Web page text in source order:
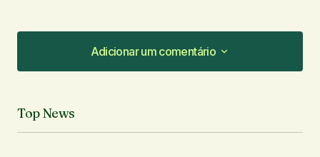
Adicionar um comentário
Adicionar um comentário
O seu endereço de e-mail não será publicado.
Top News